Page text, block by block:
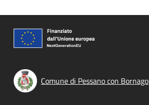
Comune di Pessano con Bornago